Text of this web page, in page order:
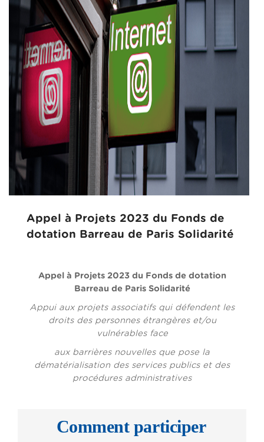
Appel à Projets 2023 du Fonds de
dotation Barreau de Paris Solidarité
Appel à Projets 2023 du Fonds de dotation
Barreau de Paris Solidarité
Appui aux projets associatifs qui défendent les
droits des personnes étrangères et/ou
vulnérables face
aux barrières nouvelles que pose la
dématérialisation des services publics et des
procédures administratives
Comment participer